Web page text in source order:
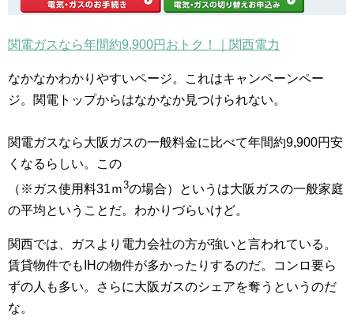
関電ガスなら年間約9,900円おトク！｜関西電力
なかなかわかりやすいページ。これはキャンペーンペー
ジ。関電トップからはなかなか見つけられない。
関電ガスなら大阪ガスの一般料金に比べて年間約9,900円安
くなるらしい。この
（※ガス使用料31ｍ3の場合）というは大阪ガスの一般家庭
の平均ということだ。わかりづらいけど。
関西では、ガスより電力会社の方が強いと言われている。
賃貸物件でもIHの物件が多かったりするのだ。コンロ要ら
ずの人も多い。さらに大阪ガスのシェアを奪うというのだ
な。